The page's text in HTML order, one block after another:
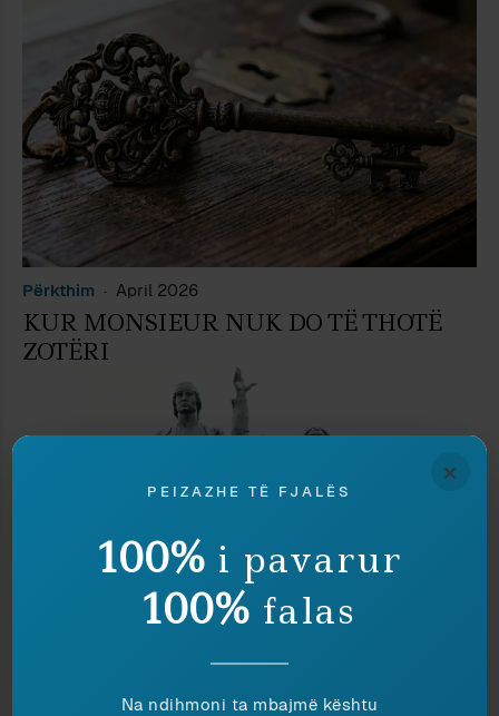
Përkthim April 2026
KUR MONSIEUR NUK DO TË THOTË
ZOTËRI
×
PEIZAZHE TË FJALËS
100% i pavarur
100% falas
Na ndihmoni ta mbajmë kështu